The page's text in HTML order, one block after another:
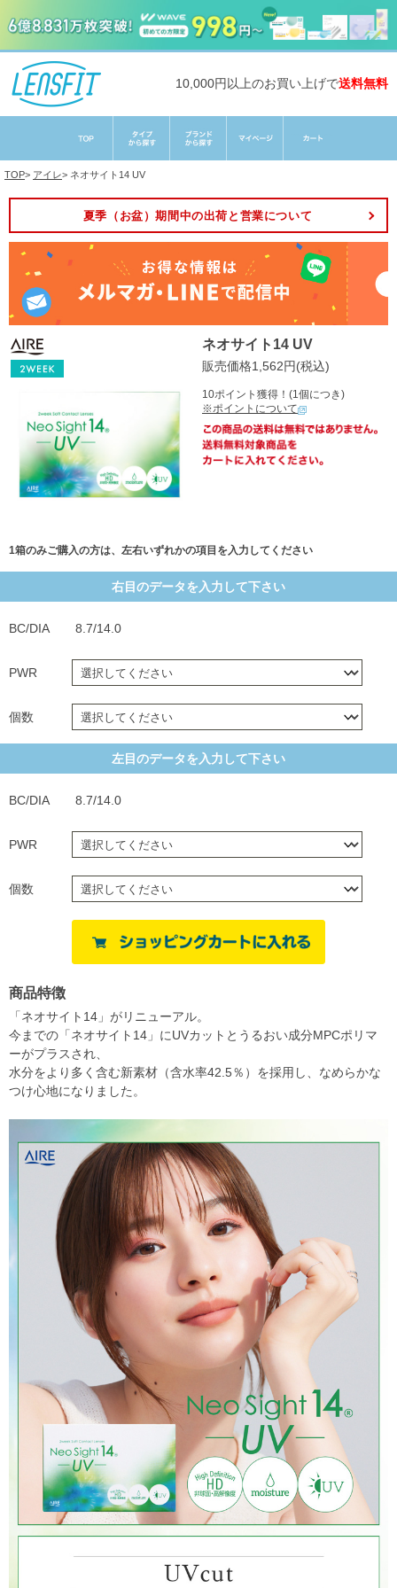
10,000円以上のお買い上げで送料無料
TOP> アイレ> ネオサイト14 UV
夏季（お盆）期間中の出荷と営業について
ネオサイト14 UV
販売価格1,562円(税込)
10ポイント獲得！(1個につき)
※ポイントについて
1箱のみご購入の方は、左右いずれかの項目を入力してください
右目のデータを入力して下さい
BC/DIA 8.7/14.0
PWR
個数
左目のデータを入力して下さい
BC/DIA 8.7/14.0
PWR
個数
商品特徴
「ネオサイト14」がリニューアル。
今までの「ネオサイト14」にUVカットとうるおい成分MPCポリマ
ーがプラスされ、
水分をより多く含む新素材（含水率42.5％）を採用し、なめらかな
つけ心地になりました。